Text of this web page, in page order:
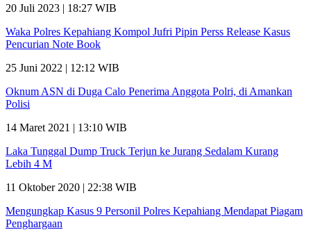
20 Juli 2023 | 18:27 WIB
Waka Polres Kepahiang Kompol Jufri Pipin Perss Release Kasus
Pencurian Note Book
25 Juni 2022 | 12:12 WIB
Oknum ASN di Duga Calo Penerima Anggota Polri, di Amankan
Polisi
14 Maret 2021 | 13:10 WIB
Laka Tunggal Dump Truck Terjun ke Jurang Sedalam Kurang
Lebih 4 M
11 Oktober 2020 | 22:38 WIB
Mengungkap Kasus 9 Personil Polres Kepahiang Mendapat Piagam
Penghargaan